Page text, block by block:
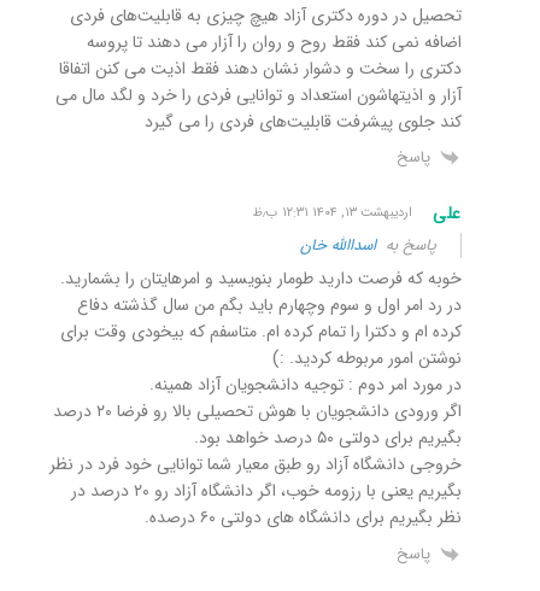
تحصیل در دوره دکتری آزاد هیچ چیزی به قابلیت‌های فردی
اضافه نمی کند فقط روح و روان را آزار می دهند تا پروسه
دکتری را سخت و دشوار نشان دهند فقط اذیت می کنن اتفاقا
آزار و اذیتهاشون استعداد و توانایی فردی را خرد و لگد مال می
کند جلوی پیشرفت قابلیت‌های فردی را می گیرد
پاسخ
علی اردیبهشت ۱۳, ۱۴۰۴ ۱۲:۳۱ ب٫ظ
پاسخ بهاسداالله خان
خوبه که فرصت دارید طومار بنویسید و امرهایتان را بشمارید.
در رد امر اول و سوم وچهارم باید بگم من سال گذشته دفاع
کرده ام و دکترا را تمام کرده ام. متاسفم که بیخودی وقت برای
نوشتن امور مربوطه کردید. :)
در مورد امر دوم : توجیه دانشجویان آزاد همینه.
اگر ورودی دانشجویان با هوش تحصیلی بالا رو فرضا ۲۰ درصد
بگیریم برای دولتی ۵۰ درصد خواهد بود.
خروجی دانشگاه آزاد رو طبق معیار شما توانایی خود فرد در نظر
بگیریم یعنی با رزومه خوب، اگر دانشگاه آزاد رو ۲۰ درصد در
نظر بگیریم برای دانشگاه های دولتی ۶۰ درصده.
پاسخ